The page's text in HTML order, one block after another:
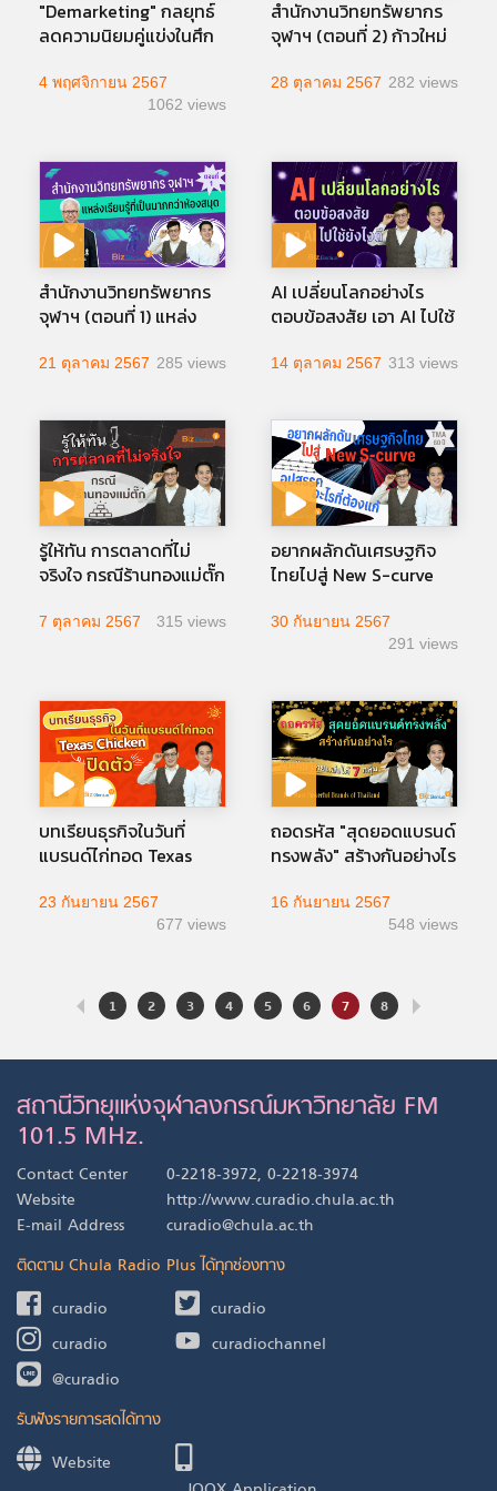
"Demarketing" กลยุทธ์
ลดความนิยมคู่แข่งในศึก
4 พฤศจิกายน 2567
1062 views
สำนักงานวิทยทรัพยากร
จุฬาฯ (ตอนที่ 2) ก้าวใหม่
งาน
28 ตุลาคม 2567 282 views
สำนักงานวิทยทรัพยากร
จุฬาฯ (ตอนที่ 1) แหล่ง
สมุด
21 ตุลาคม 2567 285 views
AI เปลี่ยนโลกอย่างไร
ตอบข้อสงสัย เอา AI ไปใช้
14 ตุลาคม 2567 313 views
รู้ให้ทัน การตลาดที่ไม่
จริงใจ กรณีร้านทองแม่ตั๊ก
7 ตุลาคม 2567 315 views
อยากผลักดันเศรษฐกิจ
ไทยไปสู่ New S-curve
30 กันยายน 2567
291 views
บทเรียนธุรกิจในวันที่
แบรนด์ไก่ทอด Texas
23 กันยายน 2567
677 views
ถอดรหัส "สุดยอดแบรนด์
ทรงพลัง" สร้างกันอย่างไร
16 กันยายน 2567
548 views
1 2 3 4 5 6 7 8
สถานีวิทยุแห่งจุฬาลงกรณ์มหาวิทยาลัย FM
101.5 MHz.
Contact Center
0-2218-3972, 0-2218-3974
Website
http://www.curadio.chula.ac.th
E-mail Address
curadio@chula.ac.th
ติดตาม Chula Radio Plus ได้ทุกช่องทาง
curadio
curadio
curadio
curadiochannel
@curadio
รับฟังรายการสดได้ทาง
Website